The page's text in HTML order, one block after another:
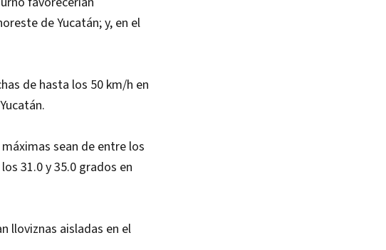
de Yucatán; y, en el
de hasta los 50 km/h en
sean de entre los
31.0 y 35.0 grados en
lloviznas aisladas en el